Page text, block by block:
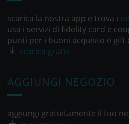
scarica la nostra app e trova i
usa i servizi di fidelity card e
punti per i buoni acquisto e gift
scarica gratis
AGGIUNGI NEGOZIO
aggiungi gratuitamente il tuo